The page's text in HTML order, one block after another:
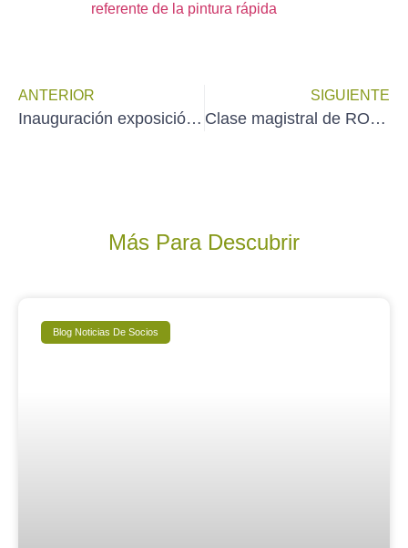
referente de la pintura rápida
ANTERIOR
Inauguración exposición de acuarelas del Grupo GRU-GRU en Morata de Tajuña – Madrid (sábado 25 de mayo)
SIGUIENTE
Clase magistral de ROBERTO MONTORO en el CEA de Casa de Campo – Madrid (11:00 h del domingo 2 de junio)
Más Para Descubrir
Blog Noticias De Socios